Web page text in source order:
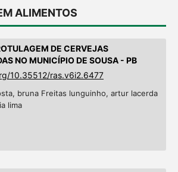
ALIMENTOS
DE CERVEJAS
NO MUNICÍPIO DE SOUSA - PB
10.35512/ras.v6i2.6477
bruna Freitas lunguinho, artur lacerda
lima